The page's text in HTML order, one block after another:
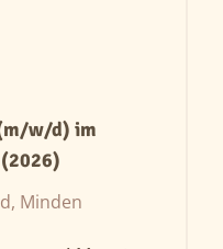
w/d) im
Minden